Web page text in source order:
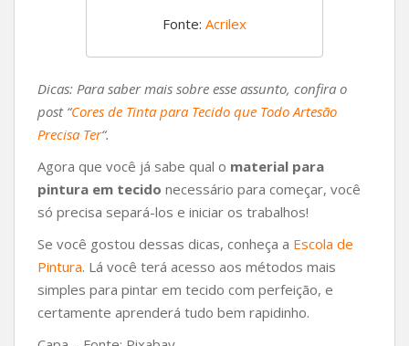
Fonte: Acrilex
Dicas: Para saber mais sobre esse assunto, confira o
post “Cores de Tinta para Tecido que Todo Artesão
Precisa Ter“.
Agora que você já sabe qual o material para
pintura em tecido necessário para começar, você
só precisa separá-los e iniciar os trabalhos!
Se você gostou dessas dicas, conheça a Escola de
Pintura. Lá você terá acesso aos métodos mais
simples para pintar em tecido com perfeição, e
certamente aprenderá tudo bem rapidinho.